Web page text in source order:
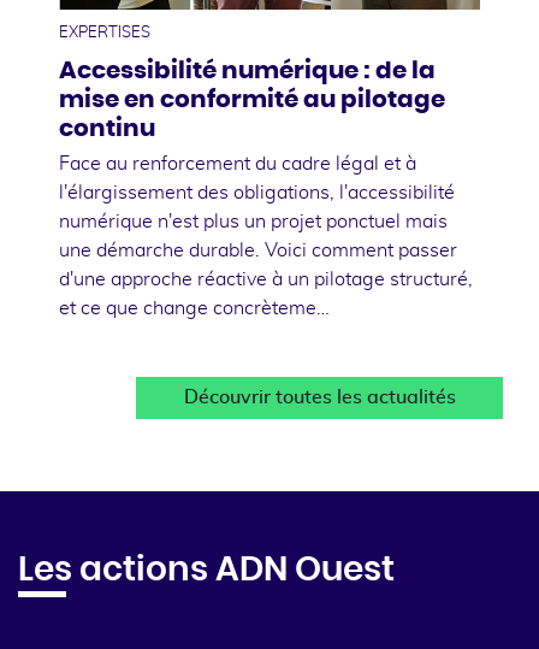
EXPERTISES
Accessibilité numérique : de la
mise en conformité au pilotage
continu
Face au renforcement du cadre légal et à
l'élargissement des obligations, l'accessibilité
numérique n'est plus un projet ponctuel mais
une démarche durable. Voici comment passer
d'une approche réactive à un pilotage structuré,
et ce que change concrèteme…
Découvrir toutes les actualités
Les actions ADN Ouest